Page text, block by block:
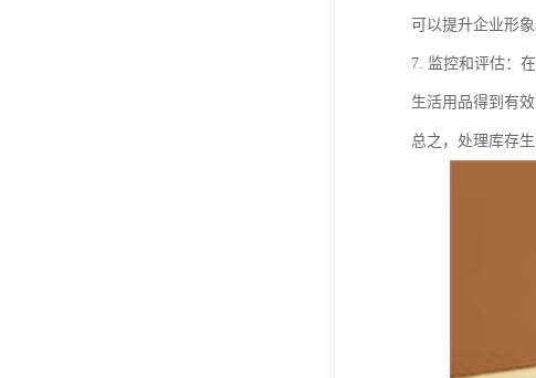
可以提升企业形象
7. 监控和评估：
生活用品得到有效
总之，处理库存